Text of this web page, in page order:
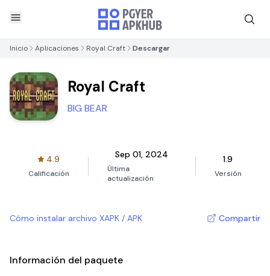
Inicio Aplicaciones Royal Craft Descargar
Royal Craft
BIG BEAR
4.9
Calificación
Sep 01, 2024
Última
actualización
1.9
Versión
Cómo instalar archivo XAPK / APK Compartir
Información del paquete